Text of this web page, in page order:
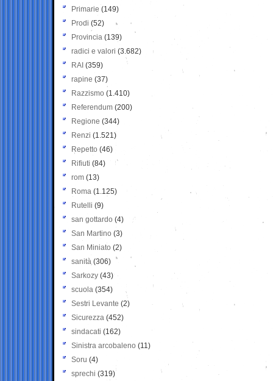
Primarie (149)
Prodi (52)
Provincia (139)
radici e valori (3.682)
RAI (359)
rapine (37)
Razzismo (1.410)
Referendum (200)
Regione (344)
Renzi (1.521)
Repetto (46)
Rifiuti (84)
rom (13)
Roma (1.125)
Rutelli (9)
san gottardo (4)
San Martino (3)
San Miniato (2)
sanità (306)
Sarkozy (43)
scuola (354)
Sestri Levante (2)
Sicurezza (452)
sindacati (162)
Sinistra arcobaleno (11)
Soru (4)
sprechi (319)